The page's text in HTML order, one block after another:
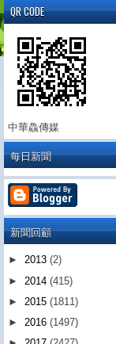
QR CODE
中華鱻傳媒
每日新聞
新聞回顧
► 2013 (2)
► 2014 (415)
► 2015 (1811)
► 2016 (1497)